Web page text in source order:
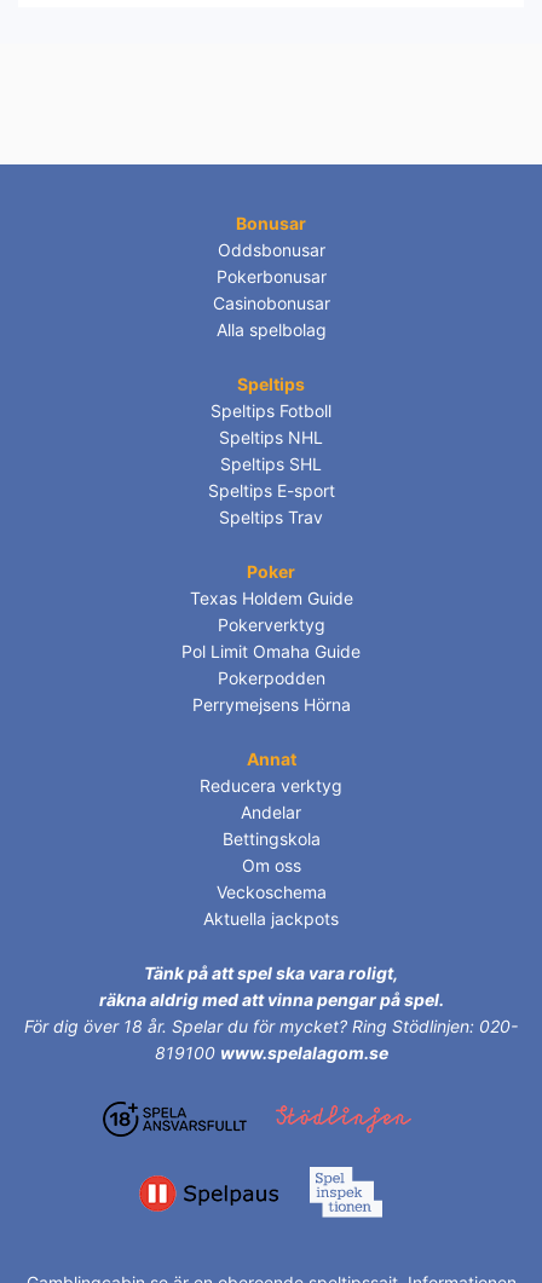
Bonusar
Oddsbonusar
Pokerbonusar
Casinobonusar
Alla spelbolag
Speltips
Speltips Fotboll
Speltips NHL
Speltips SHL
Speltips E-sport
Speltips Trav
Poker
Texas Holdem Guide
Pokerverktyg
Pol Limit Omaha Guide
Pokerpodden
Perrymejsens Hörna
Annat
Reducera verktyg
Andelar
Bettingskola
Om oss
Veckoschema
Aktuella jackpots
Tänk på att spel ska vara roligt,
räkna aldrig med att vinna pengar på spel.
För dig över 18 år. Spelar du för mycket? Ring Stödlinjen: 020-
819100 www.spelalagom.se